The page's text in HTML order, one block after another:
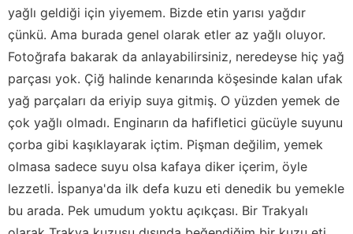
yağlı geldiği için yiyemem. Bizde etin yarısı yağdır
çünkü. Ama burada genel olarak etler az yağlı oluyor.
Fotoğrafa bakarak da anlayabilirsiniz, neredeyse hiç yağ
parçası yok. Çiğ halinde kenarında köşesinde kalan ufak
yağ parçaları da eriyip suya gitmiş. O yüzden yemek de
çok yağlı olmadı. Enginarın da hafifletici gücüyle suyunu
çorba gibi kaşıklayarak içtim. Pişman değilim, yemek
olmasa sadece suyu olsa kafaya diker içerim, öyle
lezzetli. İspanya'da ilk defa kuzu eti denedik bu yemekle
bu arada. Pek umudum yoktu açıkçası. Bir Trakyalı